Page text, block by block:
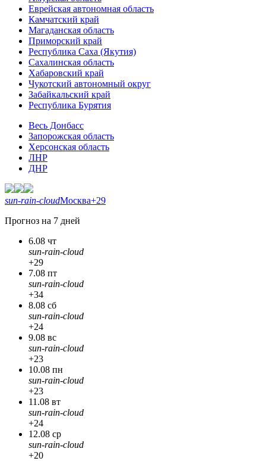
Еврейская автономная область
Камчатский край
Магаданская область
Приморский край
Республика Саха (Якутия)
Сахалинская область
Хабаровский край
Чукотский автономный округ
Забайкальский край
Республика Бурятия
Весь Донбасс
Запорожская область
Херсонская область
ЛНР
ДНР
sun-rain-cloudМосква+29
Прогноз на 7 дней
6.08 чт
sun-rain-cloud
+29
7.08 пт
sun-rain-cloud
+34
8.08 сб
sun-rain-cloud
+24
9.08 вс
sun-rain-cloud
+23
10.08 пн
sun-rain-cloud
+23
11.08 вт
sun-rain-cloud
+24
12.08 ср
sun-rain-cloud
+20